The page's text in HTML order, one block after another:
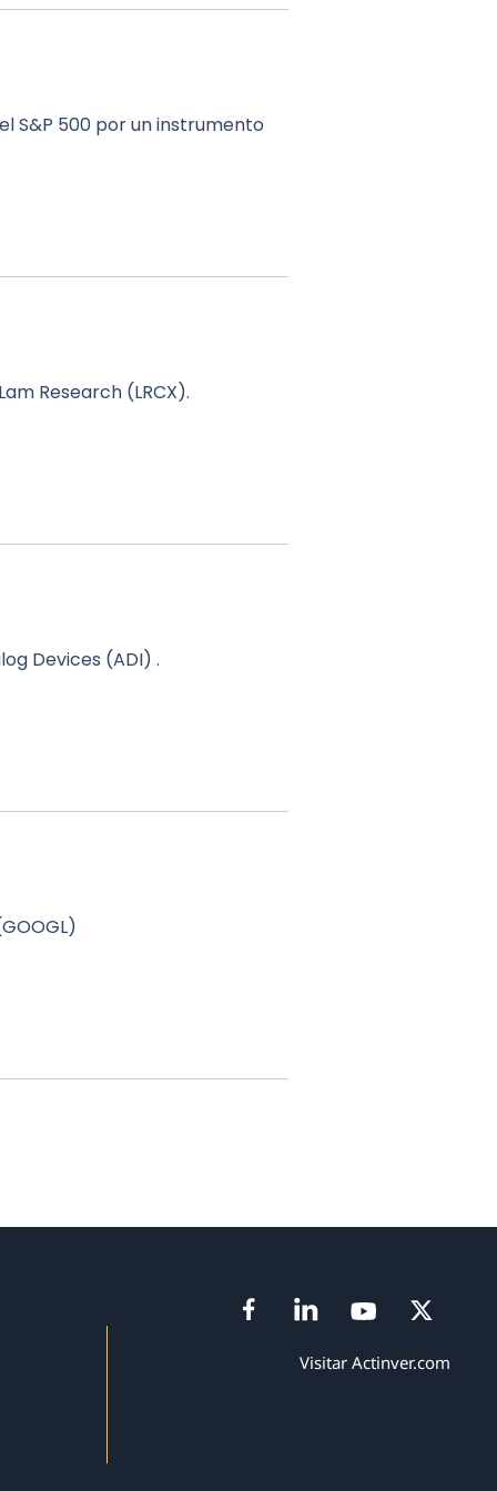
S&P 500 por un instrumento
Research (LRCX).
Devices (ADI) .
Visitar Actinver.com